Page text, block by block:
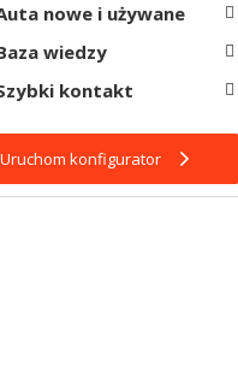
nowe i używane
wiedzy
kontakt
Uruchom konfigurator